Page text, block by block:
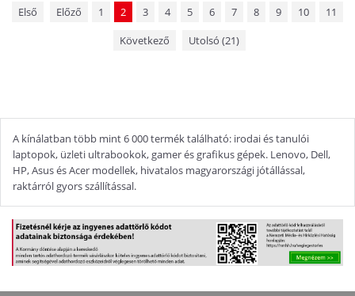
Első Előző 1 2 3 4 5 6 7 8 9 10
11
Következő
Utolsó (21)
A kínálatban több mint 6 000 termék található: irodai és tanulói
laptopok, üzleti ultrabookok, gamer és grafikus gépek. Lenovo, Dell,
HP, Asus és Acer modellek, hivatalos magyarországi jótállással,
raktárról gyors szállítással.